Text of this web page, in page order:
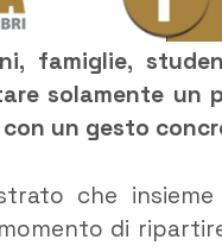
famiglie,
solamente un
un gesto
che
di